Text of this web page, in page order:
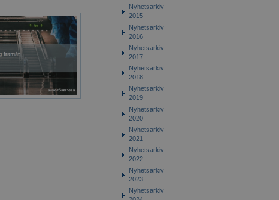
Nyhetsarkiv
2015
Nyhetsarkiv
2016
Nyhetsarkiv
2017
Nyhetsarkiv
2018
Nyhetsarkiv
2019
Nyhetsarkiv
2020
Nyhetsarkiv
2021
Nyhetsarkiv
2022
Nyhetsarkiv
2023
Nyhetsarkiv